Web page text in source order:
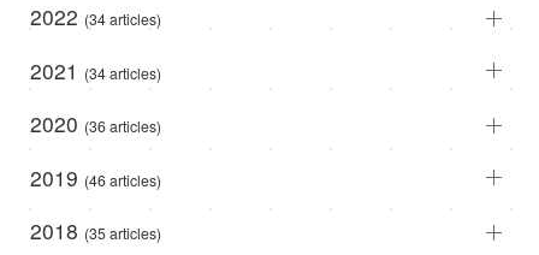
2022 (34 articles)
2021 (34 articles)
2020 (36 articles)
2019 (46 articles)
2018 (35 articles)